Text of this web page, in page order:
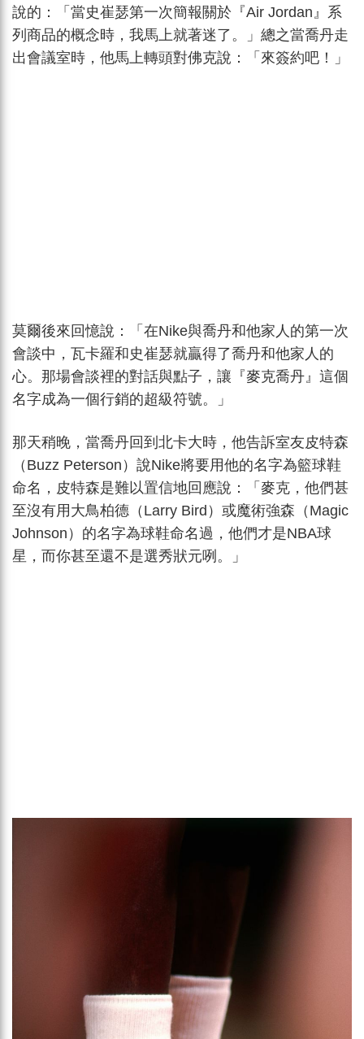
說的：「當史崔瑟第一次簡報關於『Air Jordan』系
列商品的概念時，我馬上就著迷了。」總之當喬丹走
出會議室時，他馬上轉頭對佛克說：「來簽約吧！」
莫爾後來回憶說：「在Nike與喬丹和他家人的第一次
會談中，瓦卡羅和史崔瑟就贏得了喬丹和他家人的
心。那場會談裡的對話與點子，讓『麥克喬丹』這個
名字成為一個行銷的超級符號。」
那天稍晚，當喬丹回到北卡大時，他告訴室友皮特森
（Buzz Peterson）說Nike將要用他的名字為籃球鞋
命名，皮特森是難以置信地回應說：「麥克，他們甚
至沒有用大鳥柏德（Larry Bird）或魔術強森（Magic
Johnson）的名字為球鞋命名過，他們才是NBA球
星，而你甚至還不是選秀狀元咧。」